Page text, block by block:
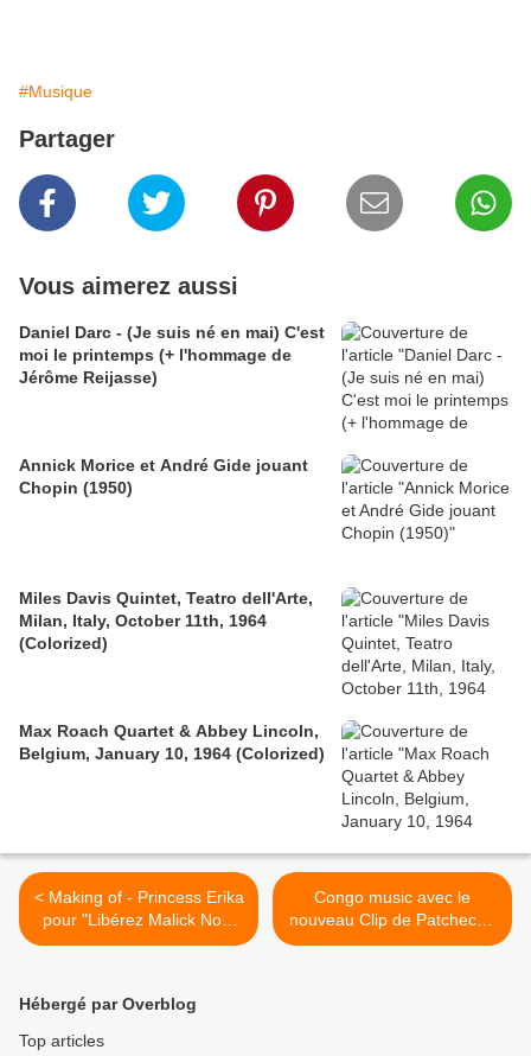
#Musique
Partager
Vous aimerez aussi
Daniel Darc - (Je suis né en mai) C'est
moi le printemps (+ l'hommage de
Jérôme Reijasse)
Annick Morice et André Gide jouant
Chopin (1950)
Miles Davis Quintet, Teatro dell'Arte,
Milan, Italy, October 11th, 1964
(Colorized)
Max Roach Quartet & Abbey Lincoln,
Belgium, January 10, 1964 (Colorized)
< Making of - Princess Erika
pour "Libérez Malick Noël
Seck"
Congo music avec le
nouveau Clip de Patcheco :
Pathy ... >
Hébergé par Overblog
Top articles